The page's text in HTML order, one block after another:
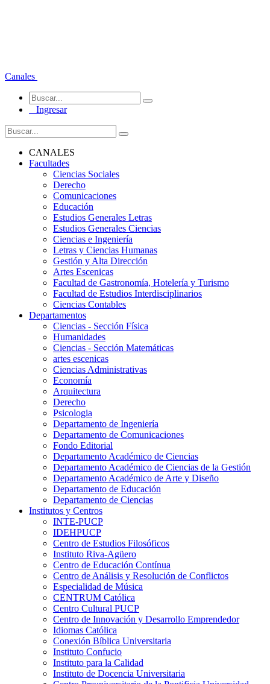
Canales
Ingresar
CANALES
Facultades
Ciencias Sociales
Derecho
Comunicaciones
Educación
Estudios Generales Letras
Estudios Generales Ciencias
Ciencias e Ingeniería
Letras y Ciencias Humanas
Gestión y Alta Dirección
Artes Escenicas
Facultad de Gastronomía, Hotelería y Turismo
Facultad de Estudios Interdisciplinarios
Ciencias Contables
Departamentos
Ciencias - Sección Física
Humanidades
Ciencias - Sección Matemáticas
artes escenicas
Ciencias Administrativas
Economía
Arquitectura
Derecho
Psicologia
Departamento de Ingeniería
Departamento de Comunicaciones
Fondo Editorial
Departamento Académico de Ciencias
Departamento Académico de Ciencias de la Gestión
Departamento Académico de Arte y Diseño
Departamento de Educación
Departamento de Ciencias
Institutos y Centros
INTE-PUCP
IDEHPUCP
Centro de Estudios Filosóficos
Instituto Riva-Agüero
Centro de Educación Contínua
Centro de Análisis y Resolución de Conflictos
Especialidad de Música
CENTRUM Católica
Centro Cultural PUCP
Centro de Innovación y Desarrollo Emprendedor
Idiomas Católica
Conexión Bíblica Universitaria
Instituto Confucio
Instituto para la Calidad
Instituto de Docencia Universitaria